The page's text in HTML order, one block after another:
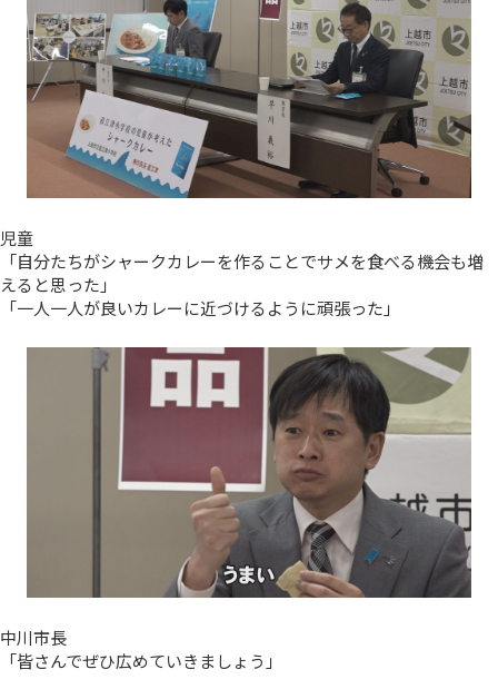
児童
「自分たちがシャークカレーを作ることでサメを食べる機会も増
えると思った」
「一人一人が良いカレーに近づけるように頑張った」
中川市長
「皆さんでぜひ広めていきましょう」